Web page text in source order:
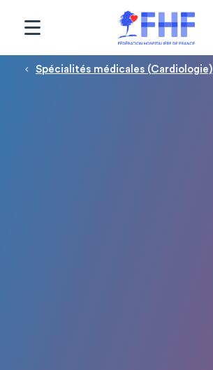
Fil d'Ariane
Spécialités médicales (Cardiologie)
Panneau de gestion des cookies